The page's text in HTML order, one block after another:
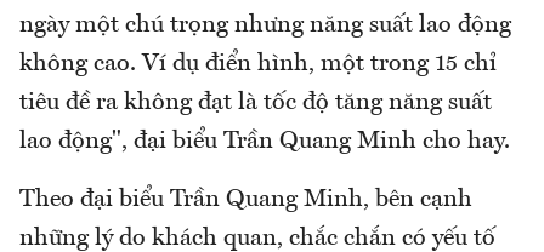
ngày một chú trọng nhưng năng suất lao động
không cao. Ví dụ điển hình, một trong 15 chỉ
tiêu đề ra không đạt là tốc độ tăng năng suất
lao động", đại biểu Trần Quang Minh cho hay.
Theo đại biểu Trần Quang Minh, bên cạnh
những lý do khách quan, chắc chắn có yếu tố